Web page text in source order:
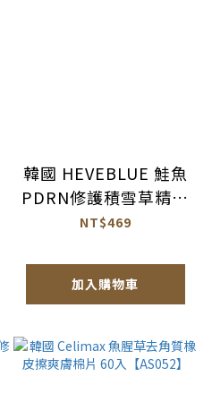
韓國 HEVEBLUE 鮭魚
PDRN修護積雪草精華
安瓶 30ml【AS057】
NT$469
加入購物車